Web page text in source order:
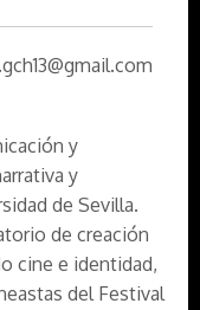
y
y
de Sevilla.
de creación
cine e identidad,
del Festival